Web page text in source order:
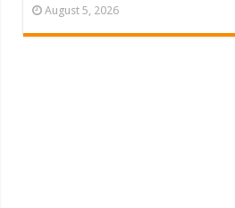
August 5, 2026